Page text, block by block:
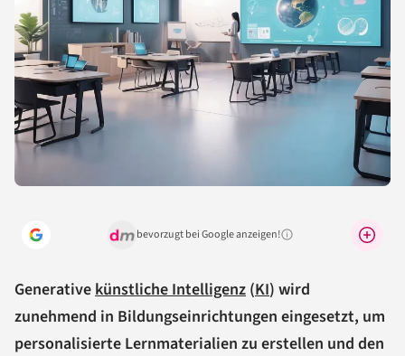
bevorzugt bei Google anzeigen!Warum lohnt sich das?
Generative künstliche Intelligenz (KI) wird
zunehmend in Bildungseinrichtungen eingesetzt, um
personalisierte Lernmaterialien zu erstellen und den